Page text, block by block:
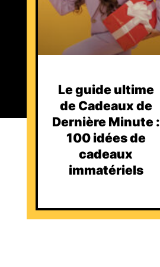
Le guide ultime
de Cadeaux de
Dernière Minute :
100 idées de
cadeaux
immatériels